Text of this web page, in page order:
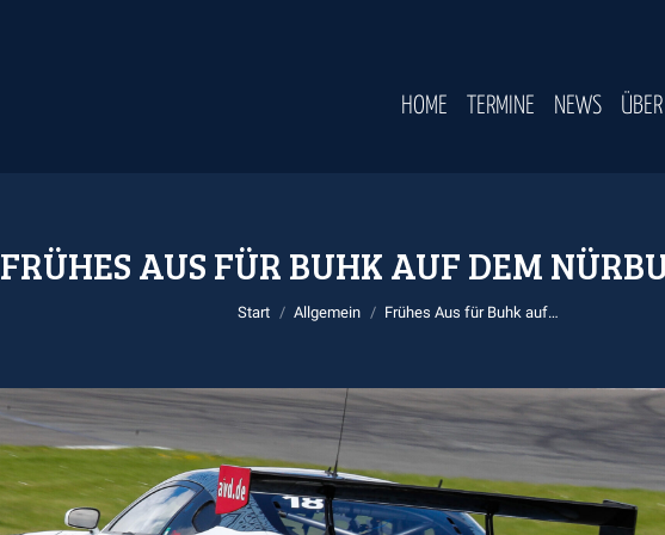
HOME TERMINE NEWS ÜBER
FRÜHES AUS FÜR BUHK AUF DEM
Sie befinden sich hier:
Start Allgemein Frühes Aus für Buhk auf…